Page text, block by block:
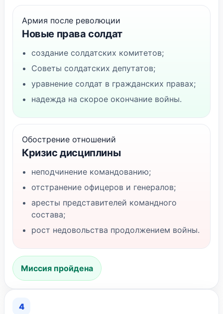
Армия после революции
Новые права солдат
создание солдатских комитетов;
Советы солдатских депутатов;
уравнение солдат в гражданских правах;
надежда на скорое окончание войны.
Обострение отношений
Кризис дисциплины
неподчинение командованию;
отстранение офицеров и генералов;
аресты представителей командного
состава;
рост недовольства продолжением войны.
Миссия пройдена
4